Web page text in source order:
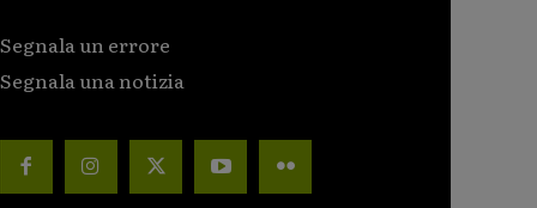
Segnala un errore
Segnala una notizia